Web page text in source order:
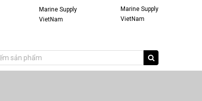
Marine Supply
VietNam
Marine Supply
VietNam